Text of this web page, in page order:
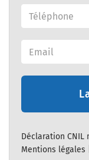
Déclaration CNIL
Mentions légales